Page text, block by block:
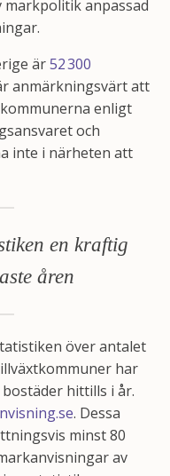
anpassad
.
är52 300
anmärkningsvärt att
enligt
och
inte i närheten att
en kraftig
åren
över antalet
har
bostäder hittills i år.
. Dessa
minst 80
av